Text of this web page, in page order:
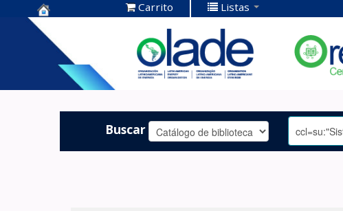
Centro de
Documentación
OLADE -
Carrito Listas
Buscar